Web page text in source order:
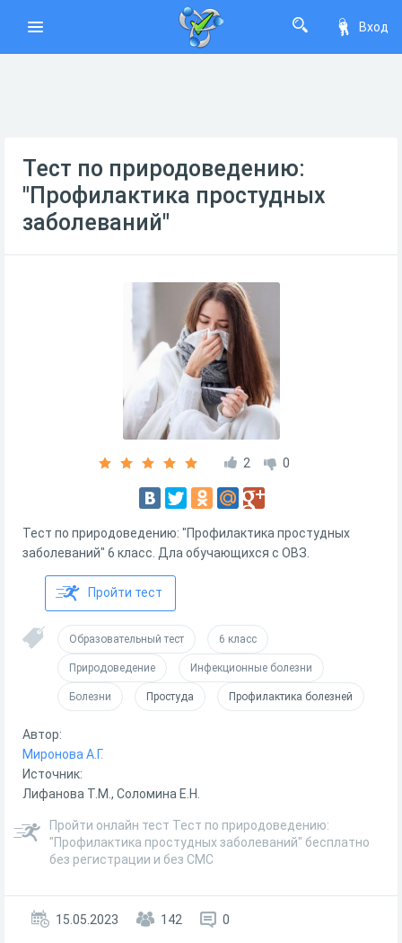
Вход
Тест по природоведению:
"Профилактика простудных
заболеваний"
2 0
Тест по природоведению: "Профилактика простудных
заболеваний" 6 класс. Дла обучающихся с ОВЗ.
Пройти тест
Образовательный тест 6 класс
Природоведение Инфекционные болезни
Болезни Простуда Профилактика болезней
Автор:
Миронова А.Г.
Источник:
Лифанова Т.М., Соломина Е.Н.
Пройти онлайн тест Тест по природоведению:
"Профилактика простудных заболеваний" бесплатно
без регистрации и без СМС
15.05.2023 142 0